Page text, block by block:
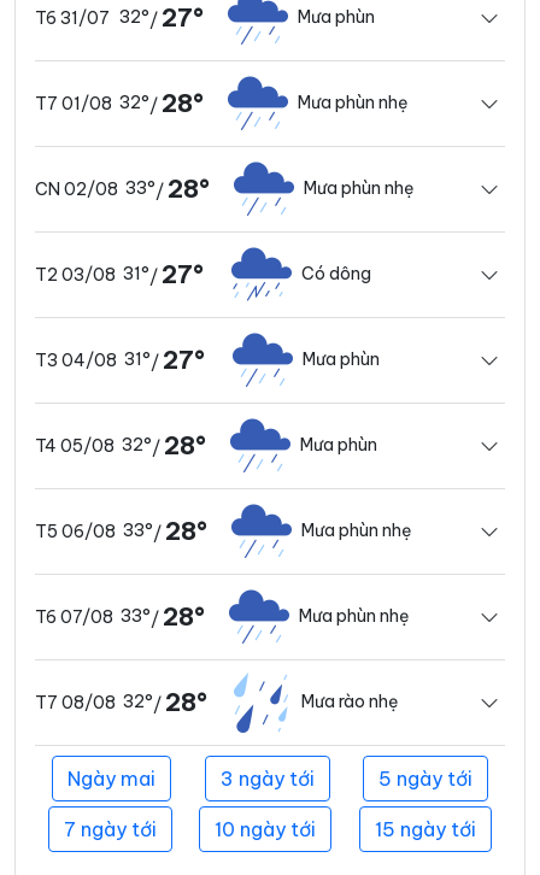
T6 31/07 32°/ 27° Mưa phùn
T7 01/08 32°/ 28° Mưa phùn nhẹ
CN 02/08 33°/ 28° Mưa phùn nhẹ
T2 03/08 31°/ 27° Có dông
T3 04/08 31°/ 27° Mưa phùn
T4 05/08 32°/ 28° Mưa phùn
T5 06/08 33°/ 28° Mưa phùn nhẹ
T6 07/08 33°/ 28° Mưa phùn nhẹ
T7 08/08 32°/ 28° Mưa rào nhẹ
Ngày mai 3 ngày tới 5 ngày tới
7 ngày tới 10 ngày tới 15 ngày tới